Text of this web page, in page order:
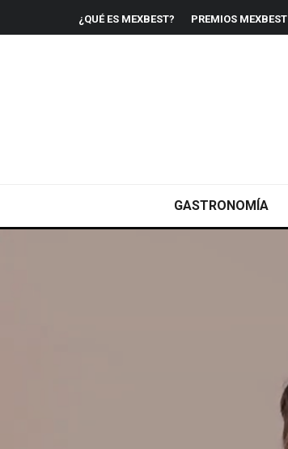
¿QUÉ ES MEXBEST? PREMIOS MEXBEST
GASTRONOMÍA